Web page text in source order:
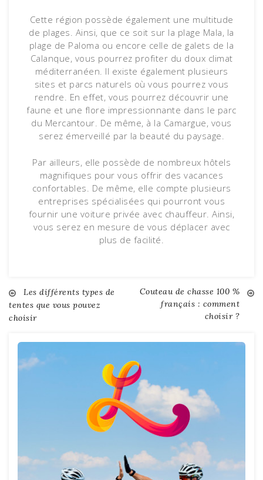
Cette région possède également une multitude
de plages. Ainsi, que ce soit sur la plage Mala, la
plage de Paloma ou encore celle de galets de la
Calanque, vous pourrez profiter du doux climat
méditerranéen. Il existe également plusieurs
sites et parcs naturels où vous pourrez vous
rendre. En effet, vous pourrez découvrir une
faune et une flore impressionnante dans le parc
du Mercantour. De même, à la Camargue, vous
serez émerveillé par la beauté du paysage.
Par ailleurs, elle possède de nombreux hôtels
magnifiques pour vous offrir des vacances
confortables. De même, elle compte plusieurs
entreprises spécialisées qui pourront vous
fournir une voiture privée avec chauffeur. Ainsi,
vous serez en mesure de vous déplacer avec
plus de facilité.
Navigation
de
l’article
Les différents types de
tentes que vous pouvez
choisir
Couteau de chasse 100 %
français : comment
choisir ?